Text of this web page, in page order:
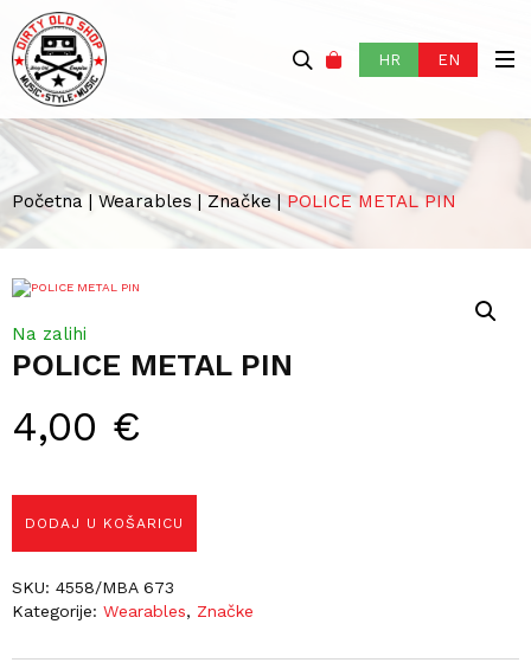
HR EN
Početna | Wearables |Značke | POLICE METAL PIN
POLICE METAL PIN
4,00 €
Na zalihi
DODAJ U KOŠARICU
SKU: 4558/MBA 673
Kategorije: Wearables, Značke